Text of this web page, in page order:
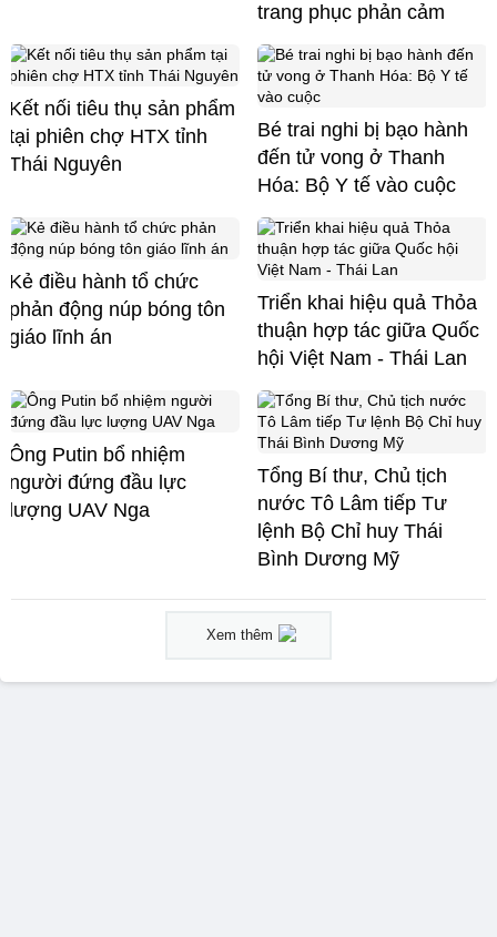
trang phục phản cảm
Kết nối tiêu thụ sản phẩm
tại phiên chợ HTX tỉnh
Thái Nguyên
Bé trai nghi bị bạo hành
đến tử vong ở Thanh
Hóa: Bộ Y tế vào cuộc
Kẻ điều hành tổ chức
phản động núp bóng tôn
giáo lĩnh án
Triển khai hiệu quả Thỏa
thuận hợp tác giữa Quốc
hội Việt Nam - Thái Lan
Ông Putin bổ nhiệm
người đứng đầu lực
lượng UAV Nga
Tổng Bí thư, Chủ tịch
nước Tô Lâm tiếp Tư
lệnh Bộ Chỉ huy Thái
Bình Dương Mỹ
Xem thêm